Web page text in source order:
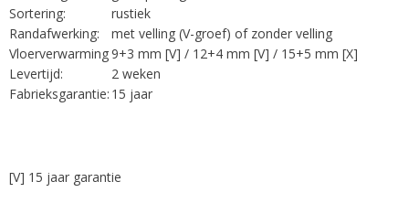
Sortering:
Randafwerking:
Vloerverwarming
Levertijd:
Fabrieksgarantie:
rustiek
met velling (V-groef) of zonder velling
9+3 mm [V] / 12+4 mm [V] / 15+5 mm [X]
2 weken
15 jaar
[V] 15 jaar garantie